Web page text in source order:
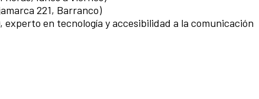
221, Barranco)
en tecnología y accesibilidad a la comunicación